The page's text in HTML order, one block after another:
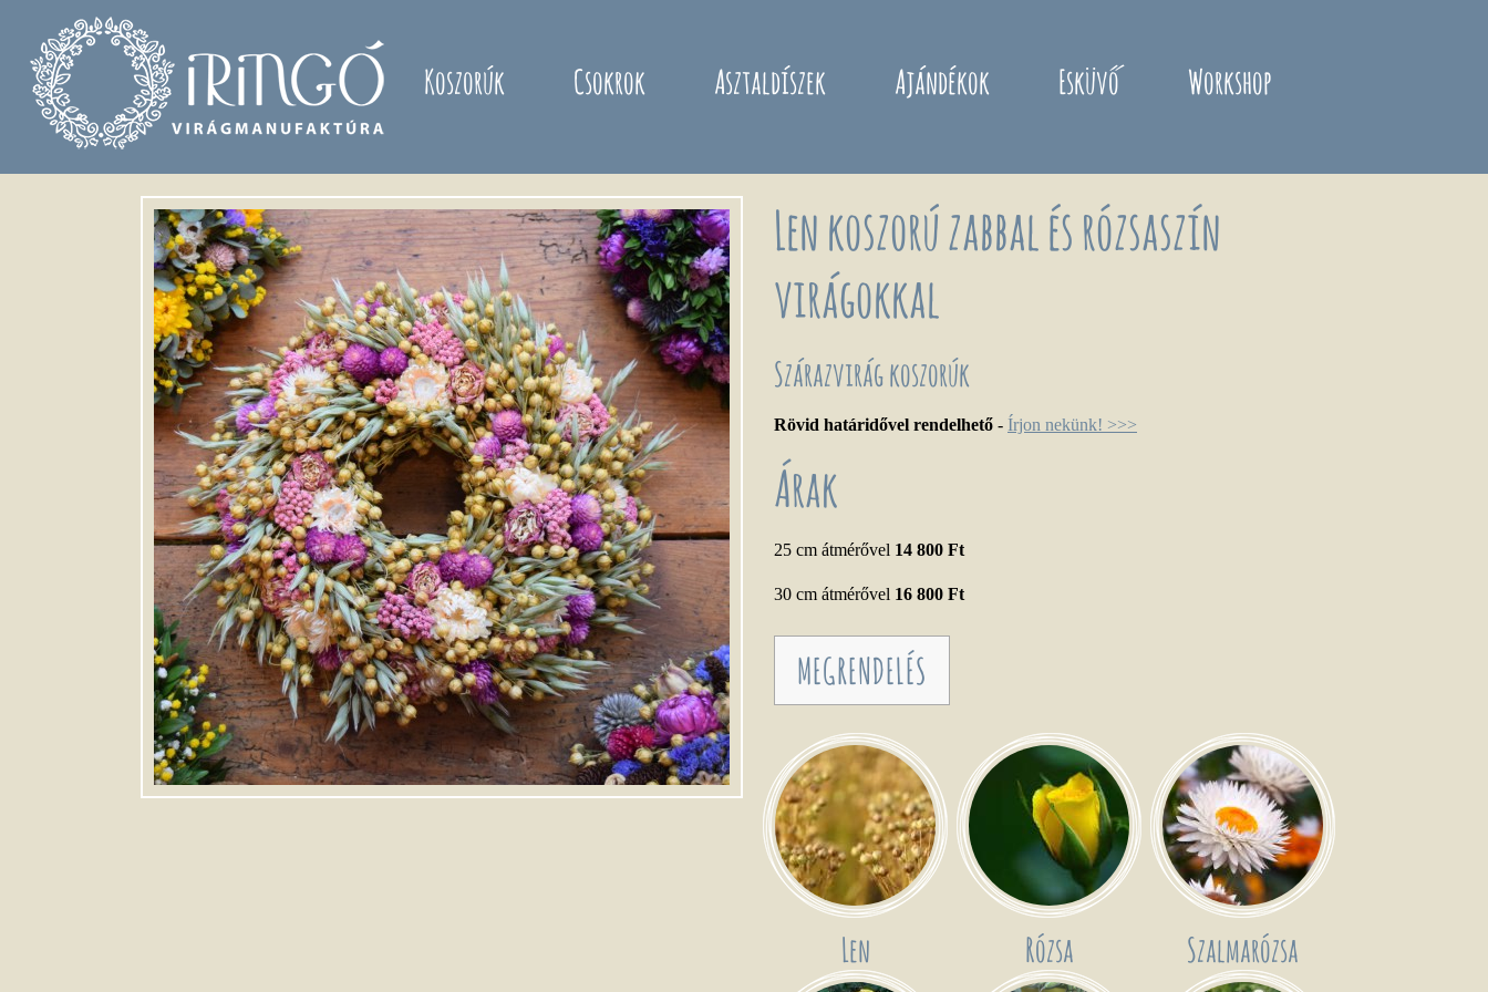
Koszorúk Csokrok Asztaldíszek Ajándékok Esküvő Workshop
Len koszorú zabbal és rózsaszín
virágokkal
Szárazvirág koszorúk
Rövid határidővel rendelhető - Írjon nekünk! >>>
Árak
25 cm átmérővel 14 800 Ft
30 cm átmérővel 16 800 Ft
MEGRENDELÉS
Len Rózsa Szalmarózsa